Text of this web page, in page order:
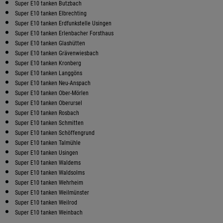
Super E10 tanken Butzbach
Super E10 tanken Elbrechting
Super E10 tanken Erdfunkstelle Usingen
Super E10 tanken Erlenbacher Forsthaus
Super E10 tanken Glashütten
Super E10 tanken Grävenwiesbach
Super E10 tanken Kronberg
Super E10 tanken Langgöns
Super E10 tanken Neu-Anspach
Super E10 tanken Ober-Mörlen
Super E10 tanken Oberursel
Super E10 tanken Rosbach
Super E10 tanken Schmitten
Super E10 tanken Schöffengrund
Super E10 tanken Talmühle
Super E10 tanken Usingen
Super E10 tanken Waldems
Super E10 tanken Waldsolms
Super E10 tanken Wehrheim
Super E10 tanken Weilmünster
Super E10 tanken Weilrod
Super E10 tanken Weinbach